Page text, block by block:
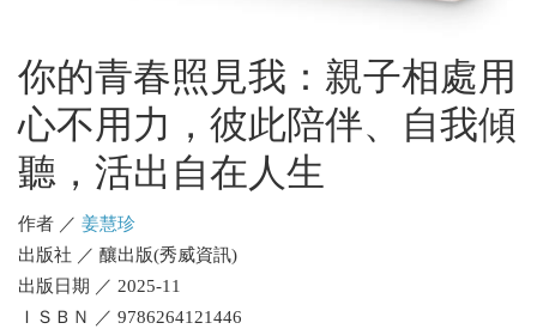
你的青春照見我：親子相處用
心不用力，彼此陪伴、自我傾
聽，活出自在人生
作者 ／ 姜慧珍
出版社 ／ 釀出版(秀威資訊)
出版日期 ／ 2025-11
ＩＳＢＮ ／ 9786264121446